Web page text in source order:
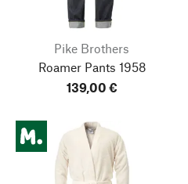
Pike Brothers
Roamer Pants 1958
139,00 €